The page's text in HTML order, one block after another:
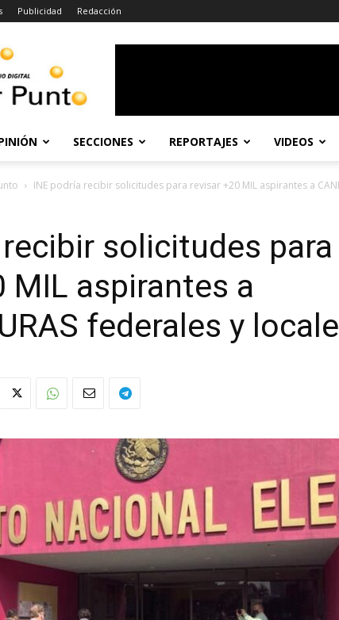
Publicidad Redacción
SECCIONES REPORTAJES VIDEOS
INE podría recibir solicitudes para revisar +20 MIL aspirantes a
solicitudes para
MIL aspirantes a
federales y